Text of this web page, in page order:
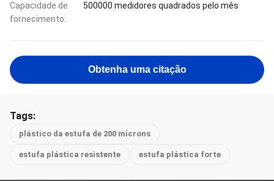
Capacidade de
fornecimento:
500000 medidores quadrados pelo mês
Obtenha uma citação
Tags:
plástico da estufa de 200 mícrons
estufa plástica resistente estufa plástica forte